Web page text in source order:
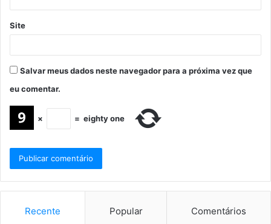
Site
Salvar meus dados neste navegador para a próxima vez que
eu comentar.
× = eighty one
Recente Popular Comentários